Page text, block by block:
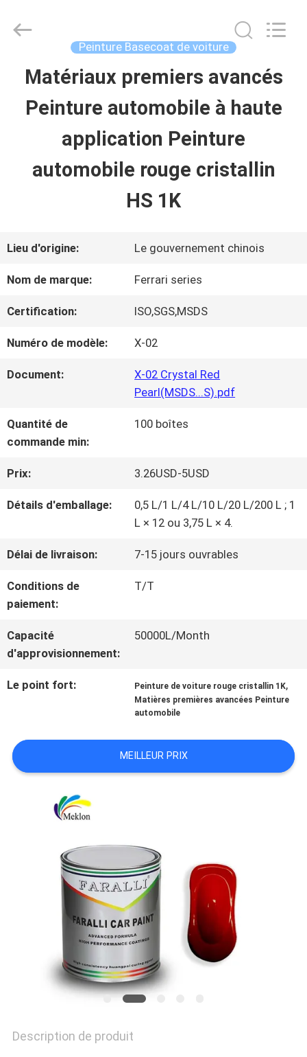
APERÇU
VIDÉOS
PROPOS
VISITE
QUALITÉ
CONTACT
NOUVELLES
DE
SOUMISSION
POLITIQUE
CONFIDENTIALITÉ
Meklon
Reserved.
Peinture Basecoat de voiture
Matériaux premiers avancés
Peinture automobile à haute
application Peinture
automobile rouge cristallin
HS 1K
Lieu d'origine: Le gouvernement chinois
Nom de marque: Ferrari series
Certification: ISO,SGS,MSDS
Numéro de modèle: X-02
Document:
X-02 Crystal Red
Pearl(MSDS...S).pdf
Quantité de
commande min:
100 boîtes
Prix: 3.26USD-5USD
Détails d'emballage:
0,5 L/1 L/4 L/10 L/20 L/200 L ; 1
L × 12 ou 3,75 L × 4.
Délai de livraison: 7-15 jours ouvrables
Conditions de
paiement:
T/T
Capacité
d'approvisionnement:
50000L/Month
Le point fort: Peinture de voiture rouge cristallin 1K,
Matières premières avancées Peinture
automobile
MEILLEUR PRIX
Description de produit